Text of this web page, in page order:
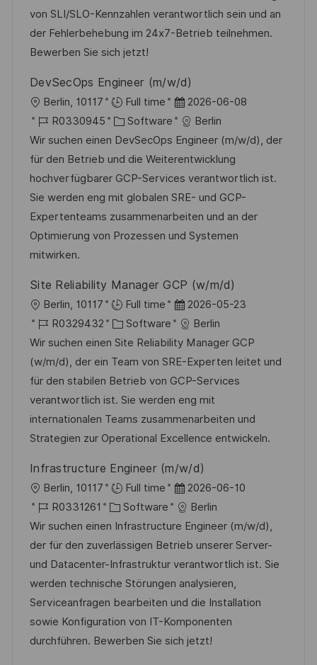
t
c
h
u
n
g
d
e
e
r
f
f
e
n
t
l
c
h
u
n
g
I
D
g
o
r
e
von SLI/SLO-Kennzahlen verantwortlich sein und an
der Fehlerbehebung im 24x7-Betrieb teilnehmen.
Bewerben Sie sich jetzt!
DevSecOps Engineer (m/w/d)
O
r
t
Berlin, 10117 Full time
D
a
t
u
m
d
e
r
r
ö
f
e
n
t
l
i
c
h
u
n
g
2026-06-08
J
o
b
-
I
D
R0330945
K
a
t
e
g
o
r
Software
Berlin
Wir suchen einen DevSecOps Engineer (m/w/d), der
für den Betrieb und die Weiterentwicklung
hochverfügbarer GCP-Services verantwortlich ist.
Sie werden eng mit globalen SRE- und GCP-
Expertenteams zusammenarbeiten und an der
Optimierung von Prozessen und Systemen
mitwirken.
Site Reliability Manager GCP (w/m/d)
O
r
t
Berlin, 10117 Full time
D
a
t
u
m
d
e
r
e
r
ö
f
f
e
n
t
l
i
2026-05-23
J
o
b
-
I
D
R0329432
K
a
t
e
g
o
r
e
Software
Berlin
Wir suchen einen Site Reliability Manager GCP
(w/m/d), der ein Team von SRE-Experten leitet und
für den stabilen Betrieb von GCP-Services
verantwortlich ist. Sie werden eng mit
internationalen Teams zusammenarbeiten und
Strategien zur Operational Excellence entwickeln.
Infrastructure Engineer (m/w/d)
O
r
t
Berlin, 10117 Full time
D
a
t
u
m
d
e
r
V
2026-06-10
J
o
b
-
I
D
R0331261
K
a
t
e
g
o
r
i
Software
Berlin
Wir suchen einen Infrastructure Engineer (m/w/d),
der für den zuverlässigen Betrieb unserer Server-
und Datacenter-Infrastruktur verantwortlich ist. Sie
werden technische Störungen analysieren,
Serviceanfragen bearbeiten und die Installation
sowie Konfiguration von IT-Komponenten
durchführen. Bewerben Sie sich jetzt!